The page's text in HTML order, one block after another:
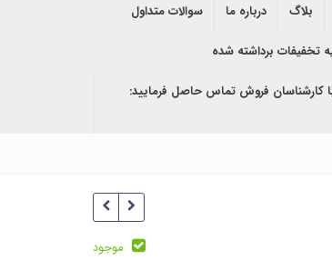
بلاگ درباره ما سوالات متداول
تخفیفات برداشته شده
کارشناسان فروش تماس حاصل فرمایید:
موجود